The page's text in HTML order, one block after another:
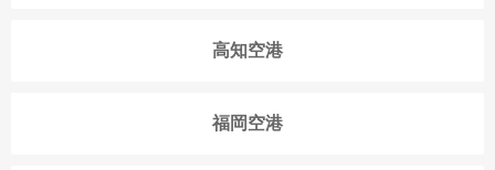
高知空港
福岡空港